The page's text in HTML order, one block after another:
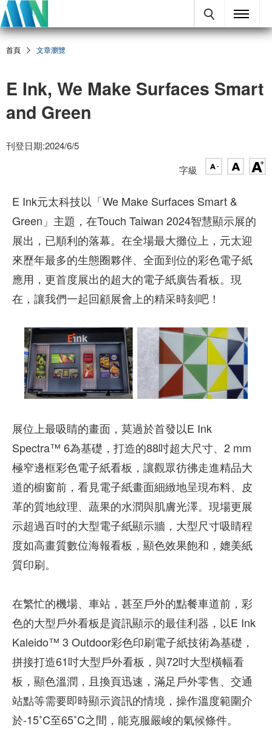
首頁 文章瀏覽
E Ink, We Make Surfaces Smart
and Green
刊登日期:2024/6/5
字級
E Ink元太科技以「We Make Surfaces Smart &
Green」主題，在Touch Taiwan 2024智慧顯示展的
展出，已順利的落幕。在全場最大攤位上，元太迎
來歷年最多的生態圈夥伴、全面到位的彩色電子紙
應用，更首度展出的超大的電子紙廣告看板。現
在，讓我們一起回顧展會上的精采時刻吧！
展位上最吸睛的畫面，莫過於首發以E Ink
Spectra™ 6為基礎，打造的88吋超大尺寸、2 mm
極窄邊框彩色電子紙看板，讓觀眾彷彿走進精品大
道的櫥窗前，看見電子紙畫面細緻地呈現布料、皮
革的質地紋理、蔬果的水潤與肌膚光澤。現場更展
示超過百吋的大型電子紙顯示牆，大型尺寸吸睛程
度如高畫質數位海報看板，顯色效果飽和，媲美紙
質印刷。
在繁忙的機場、車站，甚至戶外的點餐車道前，彩
色的大型戶外看板是資訊顯示的最佳利器，以E Ink
Kaleido™ 3 Outdoor彩色印刷電子紙技術為基礎，
拼接打造61吋大型戶外看板，與72吋大型橫幅看
板，顯色溫潤，且換頁迅速，滿足戶外零售、交通
站點等需要即時顯示資訊的情境，操作溫度範圍介
於-15˚C至65˚C之間，能克服嚴峻的氣候條件。